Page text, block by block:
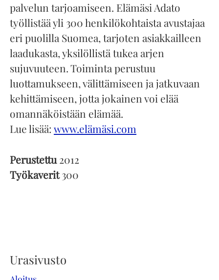
palvelun tarjoamiseen. Elämäsi Adato
työllistää yli 300 henkilökohtaista avustajaa
eri puolilla Suomea, tarjoten asiakkailleen
laadukasta, yksilöllistä tukea arjen
sujuvuuteen. Toiminta perustuu
luottamukseen, välittämiseen ja jatkuvaan
kehittämiseen, jotta jokainen voi elää
omannäköistään elämää.
Lue lisää: www.elämäsi.com
Perustettu2012
Työkaverit300
Urasivusto